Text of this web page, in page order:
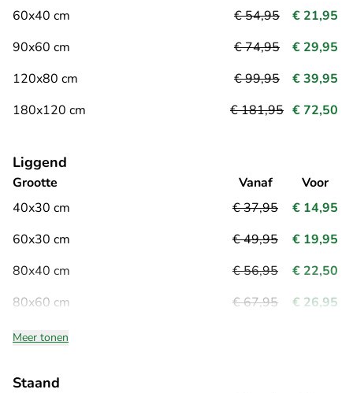
60x40 cm
90x60 cm
120x80 cm
180x120 cm
€ 54,95
€ 74,95
€ 99,95
€ 181,95
€ 21,95
€ 29,95
€ 39,95
€ 72,50
Liggend
Grootte
40x30 cm
60x30 cm
80x40 cm
80x60 cm
Vanaf
€ 37,95
€ 49,95
€ 56,95
€ 67,95
Voor
€ 14,95
€ 19,95
€ 22,50
€ 26,95
Meer tonen
Staand